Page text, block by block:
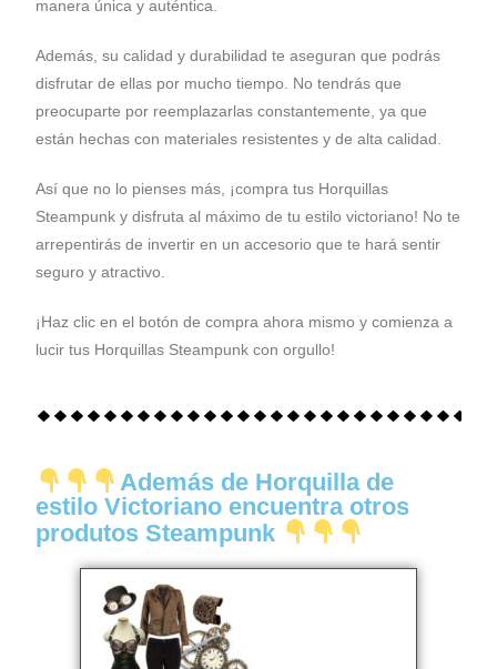
manera única y auténtica.
Además, su calidad y durabilidad te aseguran que podrás
disfrutar de ellas por mucho tiempo. No tendrás que
preocuparte por reemplazarlas constantemente, ya que
están hechas con materiales resistentes y de alta calidad.
Así que no lo pienses más, ¡compra tus Horquillas
Steampunk y disfruta al máximo de tu estilo victoriano! No te
arrepentirás de invertir en un accesorio que te hará sentir
seguro y atractivo.
¡Haz clic en el botón de compra ahora mismo y comienza a
lucir tus Horquillas Steampunk con orgullo!
Además de Horquilla de
estilo Victoriano encuentra otros
produtos Steampunk